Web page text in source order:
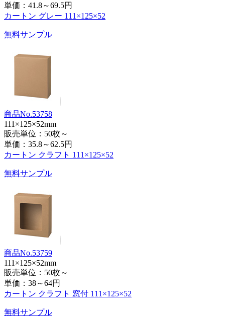
単価： 41.8～69.5円
カートン グレー 111×125×52
無料サンプル
商品No.53758
111×125×52mm
販売単位：50枚～
単価： 35.8～62.5円
カートン クラフト 111×125×52
無料サンプル
商品No.53759
111×125×52mm
販売単位：50枚～
単価： 38～64円
カートン クラフト 窓付 111×125×52
無料サンプル